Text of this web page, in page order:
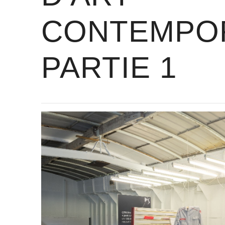
PARTIE 1